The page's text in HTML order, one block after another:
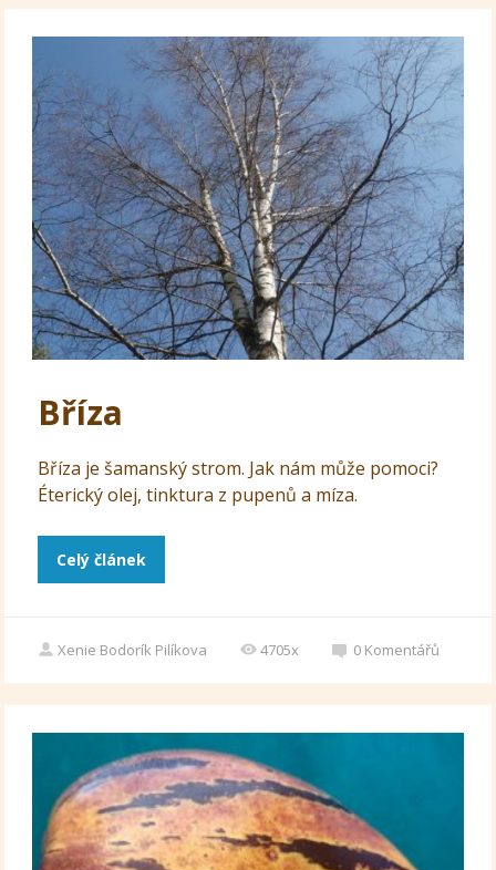
Bříza
Bříza je šamanský strom. Jak nám může pomoci?
Éterický olej, tinktura z pupenů a míza.
Celý článek
Xenie Bodorík Pilíkova 4705x 0 Komentářů